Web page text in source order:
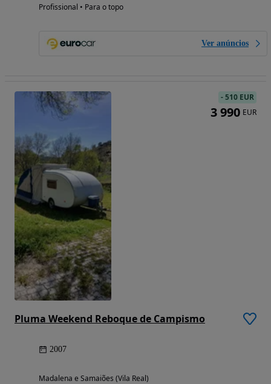
Profissional • Para o topo
Ver anúncios
Pluma Weekend Reboque de Campismo
2007
Madalena e Samaiões (Vila Real)
-510 EUR
3 990 EUR